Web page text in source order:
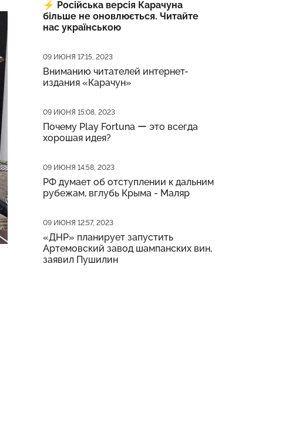
⚡️ Російська версія Карачуна
більше не оновлюється. Читайте
нас українською
Дата публикации
09 ИЮНЯ 17:15, 2023
Вниманию читателей интернет-
издания «Карачун»
Дата публикации
09 ИЮНЯ 15:08, 2023
Почему Play Fortuna ー это всегда
хорошая идея?
Дата публикации
09 ИЮНЯ 14:58, 2023
РФ думает об отступлении к дальним
рубежам, вглубь Крыма - Маляр
Дата публикации
09 ИЮНЯ 12:57, 2023
«ДНР» планирует запустить
Артемовский завод шампанских вин,
заявил Пушилин